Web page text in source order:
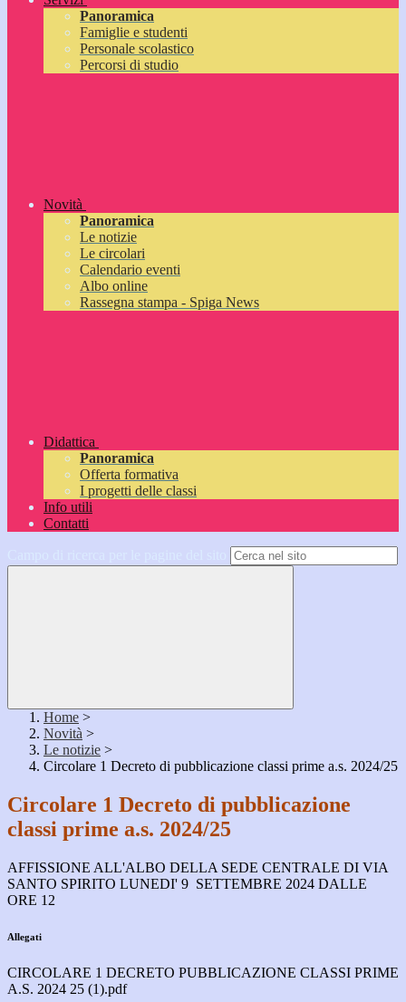
Panoramica
Famiglie e studenti
Personale scolastico
Percorsi di studio
Novità
Panoramica
Le notizie
Le circolari
Calendario eventi
Albo online
Rassegna stampa - Spiga News
Didattica
Panoramica
Offerta formativa
I progetti delle classi
Info utili
Contatti
Home >
Novità >
Le notizie >
Circolare 1 Decreto di pubblicazione classi prime a.s. 2024/25
Circolare 1 Decreto di pubblicazione
classi prime a.s. 2024/25
AFFISSIONE ALL'ALBO DELLA SEDE CENTRALE DI VIA
SANTO SPIRITO LUNEDI' 9 SETTEMBRE 2024 DALLE
ORE 12
Allegati
CIRCOLARE 1 DECRETO PUBBLICAZIONE CLASSI PRIME
A.S. 2024 25 (1).pdf